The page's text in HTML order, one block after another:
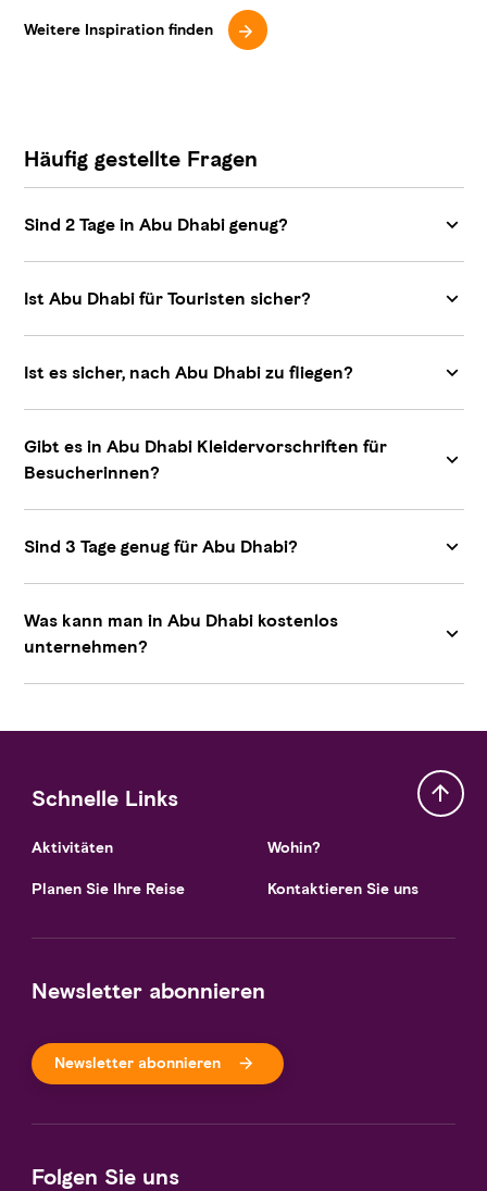
Weitere Inspiration finden
Häufig gestellte Fragen
Sind 2 Tage in Abu Dhabi genug?
Ist Abu Dhabi für Touristen sicher?
Ist es sicher, nach Abu Dhabi zu fliegen?
Gibt es in Abu Dhabi Kleidervorschriften für
Besucherinnen?
Sind 3 Tage genug für Abu Dhabi?
Was kann man in Abu Dhabi kostenlos
unternehmen?
Schnelle Links
Aktivitäten
Planen Sie Ihre Reise
Wohin?
Kontaktieren Sie uns
Newsletter abonnieren
Newsletter abonnieren
Folgen Sie uns